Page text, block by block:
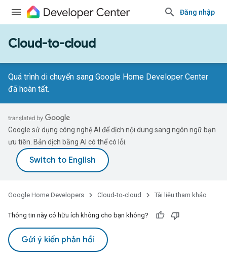
Đăng nhập
Cloud-to-cloud
Quá trình di chuyển sang Google Home Developer Center
đã hoàn tất.
Google sử dụng công nghệ AI để dịch nội dung sang ngôn ngữ bạn
ưu tiên. Bản dịch bằng AI có thể có lỗi.
Google Home Developers Cloud-to-cloud Tài liệu tham khảo
Thông tin này có hữu ích không cho bạn không?
Gửi ý kiến phản hồi